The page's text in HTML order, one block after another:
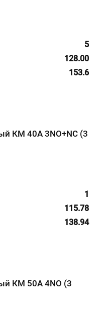
5
128.00
153.6
КМ 40А 3NО+NC (3
1
115.78
138.94
КМ 50А 4NО (3